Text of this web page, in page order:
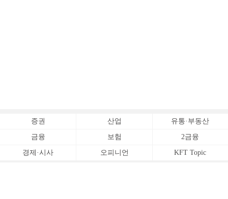
증권 산업 유통·부동산
금융 보험 2금융
경제·시사 오피니언 KFT Topic